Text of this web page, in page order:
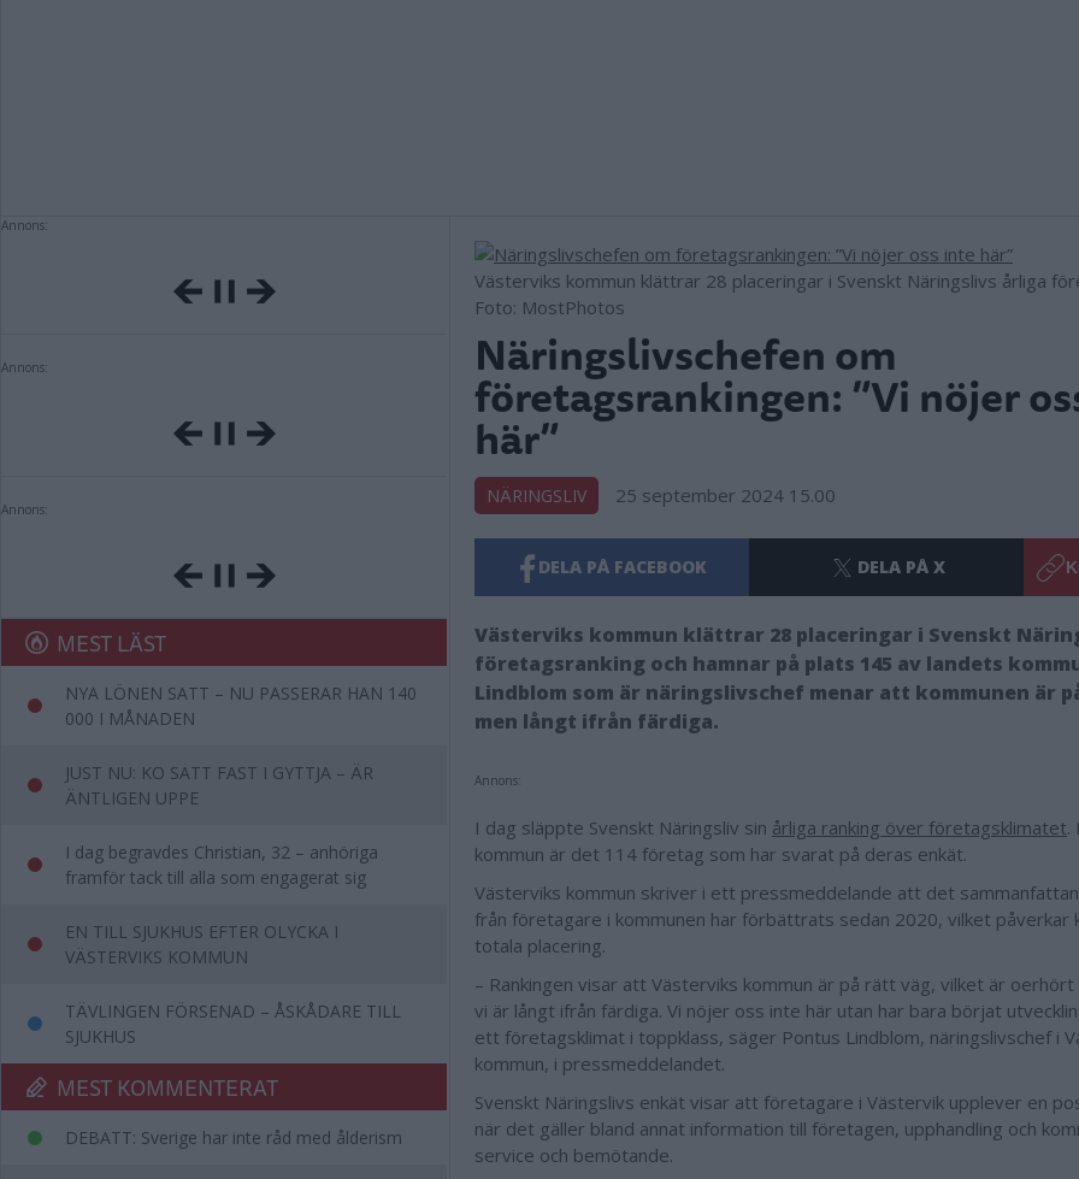
Annons:
Annons:
Annons:
MEST LÄST
NYA LÖNEN SATT – NU PASSERAR HAN 140
000 I MÅNADEN
JUST NU: KO SATT FAST I GYTTJA – ÄR
ÄNTLIGEN UPPE
I dag begravdes Christian, 32 – anhöriga
framför tack till alla som engagerat sig
EN TILL SJUKHUS EFTER OLYCKA I
VÄSTERVIKS KOMMUN
TÄVLINGEN FÖRSENAD – ÅSKÅDARE TILL
SJUKHUS
MEST KOMMENTERAT
DEBATT: Sverige har inte råd med ålderism
Västerviks kommun klättrar 28 placeringar i Svenskt Näringslivs årliga
Foto: MostPhotos
Näringslivschefen om
företagsrankingen: ”Vi nöjer
här”
NÄRINGSLIV 25 september 2024 15.00
DELA PÅ FACEBOOK DELA PÅ X
Västerviks kommun klättrar 28 placeringar i Svenskt
företagsranking och hamnar på plats 145 av landets
Lindblom som är näringslivschef menar att kommunen är
men långt ifrån färdiga.
Annons:
I dag släppte Svenskt Näringsliv sin årliga ranking över företagsklimatet.
kommun är det 114 företag som har svarat på deras enkät.
Västerviks kommun skriver i ett pressmeddelande att det
från företagare i kommunen har förbättrats sedan 2020, vilket påverkar
totala placering.
– Rankingen visar att Västerviks kommun är på rätt väg, vilket är oerhört
vi är långt ifrån färdiga. Vi nöjer oss inte här utan har bara börjat
ett företagsklimat i toppklass, säger Pontus Lindblom, näringslivschef i
kommun, i pressmeddelandet.
Svenskt Näringslivs enkät visar att företagare i Västervik upplever en
när det gäller bland annat information till företagen, upphandling och
service och bemötande.